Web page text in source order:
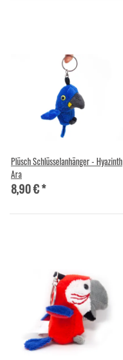
Plüsch Schlüsselanhänger - Hyazinth
Ara
8,90 €*